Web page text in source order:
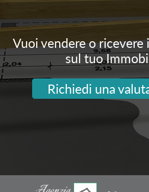
Vuoi vendere o ricevere
sul tuo
Richiedi una